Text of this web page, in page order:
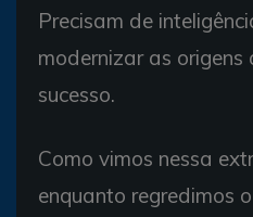
Precisam de
modernizar as origens
sucesso.
Como vimos nessa
enquanto regredimos